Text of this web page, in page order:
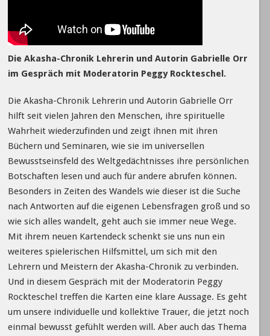
Die Akasha-Chronik Lehrerin und Autorin Gabrielle Orr
im Gespräch mit Moderatorin Peggy Rockteschel.
Die Akasha-Chronik Lehrerin und Autorin Gabrielle Orr
hilft seit vielen Jahren den Menschen, ihre spirituelle
Wahrheit wiederzufinden und zeigt ihnen mit ihren
Büchern und Seminaren, wie sie im universellen
Bewusstseinsfeld des Weltgedächtnisses ihre persönlichen
Botschaften lesen und auch für andere abrufen können.
Besonders in Zeiten des Wandels wie dieser ist die Suche
nach Antworten auf die eigenen Lebensfragen groß und so
wie sich alles wandelt, geht auch sie immer neue Wege.
Mit ihrem neuen Kartendeck schenkt sie uns nun ein
weiteres spielerischen Hilfsmittel, um sich mit den
Lehrern und Meistern der Akasha-Chronik zu verbinden.
Und in diesem Gespräch mit der Moderatorin Peggy
Rockteschel treffen die Karten eine klare Aussage. Es geht
um unsere individuelle und kollektive Trauer, die jetzt noch
einmal bewusst gefühlt werden will. Aber auch das Thema